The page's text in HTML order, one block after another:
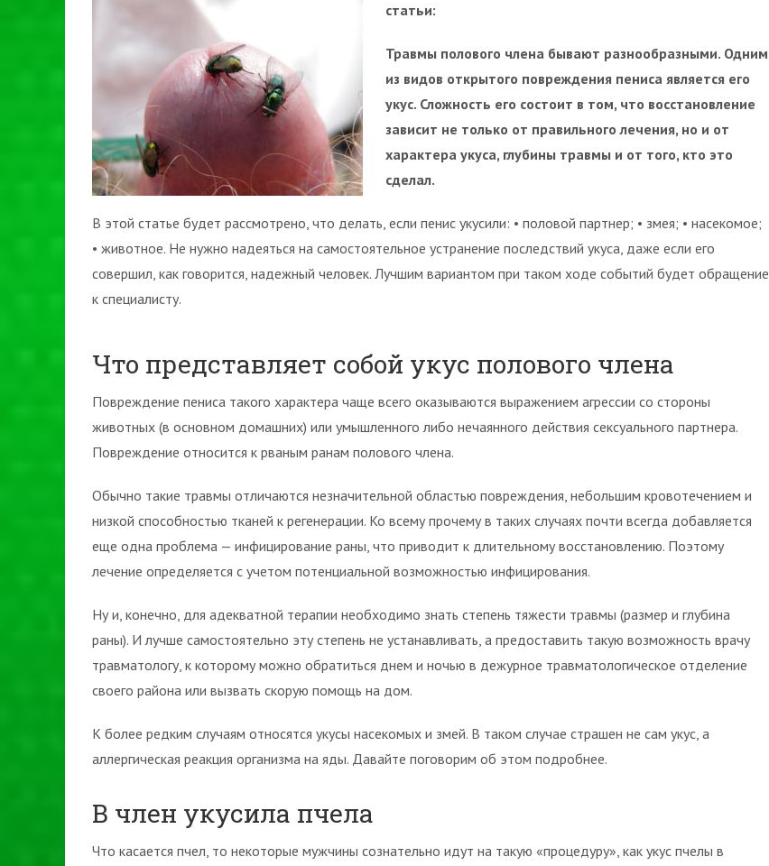
статьи:
Травмы полового члена бывают разнообразными. Одним
из видов открытого повреждения пениса является его
укус. Сложность его состоит в том, что восстановление
зависит не только от правильного лечения, но и от
характера укуса, глубины травмы и от того, кто это
сделал.
В этой статье будет рассмотрено, что делать, если пенис укусили: • половой партнер; • змея; • насекомое;
• животное. Не нужно надеяться на самостоятельное устранение последствий укуса, даже если его
совершил, как говорится, надежный человек. Лучшим вариантом при таком ходе событий будет обращение
к специалисту.
Что представляет собой укус полового члена
Повреждение пениса такого характера чаще всего оказываются выражением агрессии со стороны
животных (в основном домашних) или умышленного либо нечаянного действия сексуального партнера.
Повреждение относится к рваным ранам полового члена.
Обычно такие травмы отличаются незначительной областью повреждения, небольшим кровотечением и
низкой способностью тканей к регенерации. Ко всему прочему в таких случаях почти всегда добавляется
еще одна проблема — инфицирование раны, что приводит к длительному восстановлению. Поэтому
лечение определяется с учетом потенциальной возможностью инфицирования.
Ну и, конечно, для адекватной терапии необходимо знать степень тяжести травмы (размер и глубина
раны). И лучше самостоятельно эту степень не устанавливать, а предоставить такую возможность врачу
травматологу, к которому можно обратиться днем и ночью в дежурное травматологическое отделение
своего района или вызвать скорую помощь на дом.
К более редким случаям относятся укусы насекомых и змей. В таком случае страшен не сам укус, а
аллергическая реакция организма на яды. Давайте поговорим об этом подробнее.
В член укусила пчела
Что касается пчел, то некоторые мужчины сознательно идут на такую «процедуру», как укус пчелы в